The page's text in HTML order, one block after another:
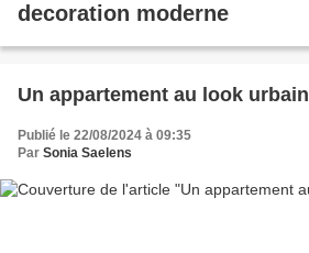
decoration moderne
Un appartement au look urbain
Publié le 22/08/2024 à 09:35
Par Sonia Saelens